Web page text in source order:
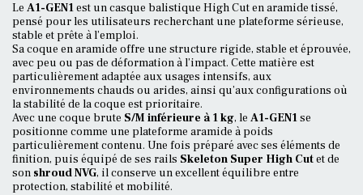
Le A1-GEN1est un casque balistique High Cut en aramide tissé,
pensé pour les utilisateurs recherchant une plateforme sérieuse,
stable et prête à l’emploi.
Sa coque en aramide offre une structure rigide, stable et éprouvée,
avec peu ou pas de déformation à l’impact. Cette matière est
particulièrement adaptée aux usages intensifs, aux
environnements chauds ou arides, ainsi qu’aux configurations où
la stabilité de la coque est prioritaire.
Avec une coque brute S/M inférieure à 1 kg, le A1-GEN1se
positionne comme une plateforme aramide à poids
particulièrement contenu. Une fois préparé avec ses éléments de
finition, puis équipé de ses rails Skeleton Super High Cutet de
son shroud NVG, il conserve un excellent équilibre entre
protection, stabilité et mobilité.